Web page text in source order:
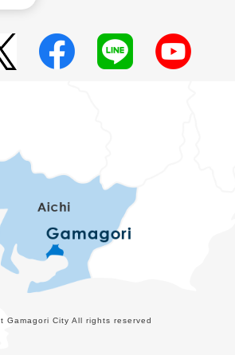
Gamagori City All rights reserved